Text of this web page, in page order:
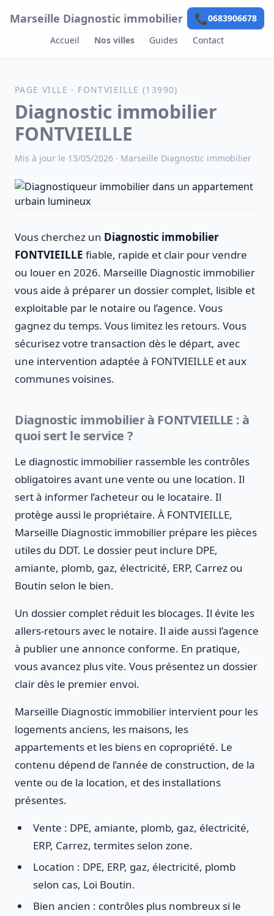
Marseille Diagnostic immobilier 📞0683906678
Accueil
Nos villes Guides Contact
PAGE VILLE · FONTVIEILLE (13990)
Diagnostic immobilier
FONTVIEILLE
Mis à jour le 13/05/2026 · Marseille Diagnostic immobilier
Vous cherchez un Diagnostic immobilier
FONTVIEILLE fiable, rapide et clair pour vendre
ou louer en 2026. Marseille Diagnostic immobilier
vous aide à préparer un dossier complet, lisible et
exploitable par le notaire ou l’agence. Vous
gagnez du temps. Vous limitez les retours. Vous
sécurisez votre transaction dès le départ, avec
une intervention adaptée à FONTVIEILLE et aux
communes voisines.
Diagnostic immobilier à FONTVIEILLE : à
quoi sert le service ?
Le diagnostic immobilier rassemble les contrôles
obligatoires avant une vente ou une location. Il
sert à informer l’acheteur ou le locataire. Il
protège aussi le propriétaire. À FONTVIEILLE,
Marseille Diagnostic immobilier prépare les pièces
utiles du DDT. Le dossier peut inclure DPE,
amiante, plomb, gaz, électricité, ERP, Carrez ou
Boutin selon le bien.
Un dossier complet réduit les blocages. Il évite les
allers-retours avec le notaire. Il aide aussi l’agence
à publier une annonce conforme. En pratique,
vous avancez plus vite. Vous présentez un dossier
clair dès le premier envoi.
Marseille Diagnostic immobilier intervient pour les
logements anciens, les maisons, les
appartements et les biens en copropriété. Le
contenu dépend de l’année de construction, de la
vente ou de la location, et des installations
présentes.
Vente : DPE, amiante, plomb, gaz, électricité,
ERP, Carrez, termites selon zone.
Location : DPE, ERP, gaz, électricité, plomb
selon cas, Loi Boutin.
Bien ancien : contrôles plus nombreux si le